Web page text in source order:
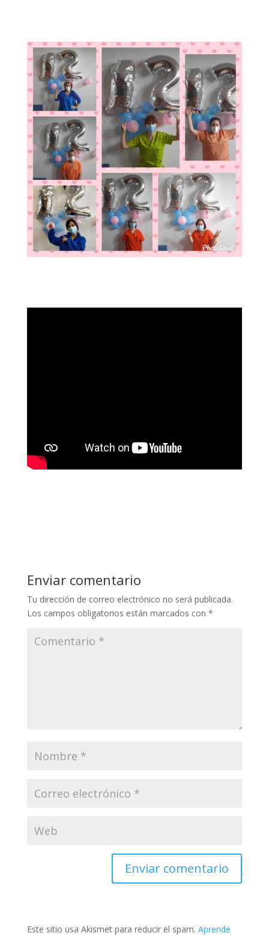
Enviar comentario
Tu dirección de correo electrónico no será publicada.
Los campos obligatorios están marcados con *
Este sitio usa Akismet para reducir el spam. Aprende